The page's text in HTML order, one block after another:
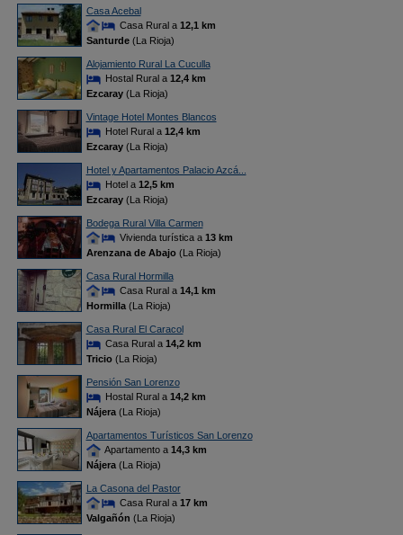
Casa Acebal
Casa Rural a 12,1 km
Santurde(La Rioja)
Alojamiento Rural La Cuculla
Hostal Rural a 12,4 km
Ezcaray(La Rioja)
Vintage Hotel Montes Blancos
Hotel Rural a 12,4 km
Ezcaray(La Rioja)
Hotel y Apartamentos Palacio Azcá...
Hotel a 12,5 km
Ezcaray(La Rioja)
Bodega Rural Villa Carmen
Vivienda turística a 13 km
Arenzana de Abajo(La Rioja)
Casa Rural Hormilla
Casa Rural a 14,1 km
Hormilla(La Rioja)
Casa Rural El Caracol
Casa Rural a 14,2 km
Tricio(La Rioja)
Pensión San Lorenzo
Hostal Rural a 14,2 km
Nájera(La Rioja)
Apartamentos Turísticos San Lorenzo
Apartamento a 14,3 km
Nájera(La Rioja)
La Casona del Pastor
Casa Rural a 17 km
Valgañón (La Rioja)